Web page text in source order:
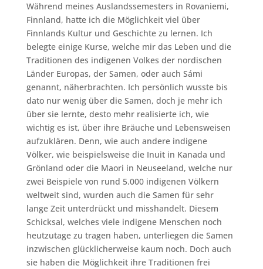
Während meines Auslandssemesters in Rovaniemi,
Finnland, hatte ich die Möglichkeit viel über
Finnlands Kultur und Geschichte zu lernen. Ich
belegte einige Kurse, welche mir das Leben und die
Traditionen des indigenen Volkes der nordischen
Länder Europas, der Samen, oder auch Sámi
genannt, näherbrachten. Ich persönlich wusste bis
dato nur wenig über die Samen, doch je mehr ich
über sie lernte, desto mehr realisierte ich, wie
wichtig es ist, über ihre Bräuche und Lebensweisen
aufzuklären. Denn, wie auch andere indigene
Völker, wie beispielsweise die Inuit in Kanada und
Grönland oder die Maori in Neuseeland, welche nur
zwei Beispiele von rund 5.000 indigenen Völkern
weltweit sind, wurden auch die Samen für sehr
lange Zeit unterdrückt und misshandelt. Diesem
Schicksal, welches viele indigene Menschen noch
heutzutage zu tragen haben, unterliegen die Samen
inzwischen glücklicherweise kaum noch. Doch auch
sie haben die Möglichkeit ihre Traditionen frei